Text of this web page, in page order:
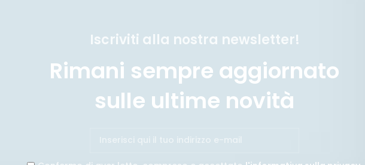
Iscriviti alla nostra newsletter!
Rimani sempre aggiornato
sulle ultime novità